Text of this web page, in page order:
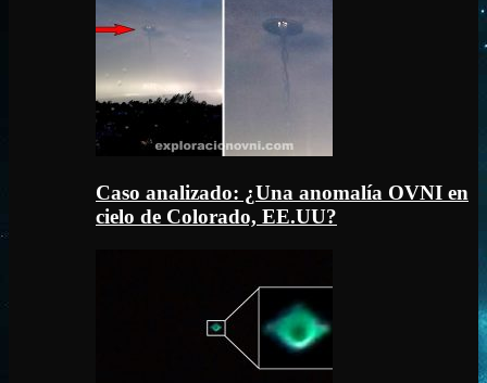
Caso analizado: ¿Una anomalía OVNI en
cielo de Colorado, EE.UU?